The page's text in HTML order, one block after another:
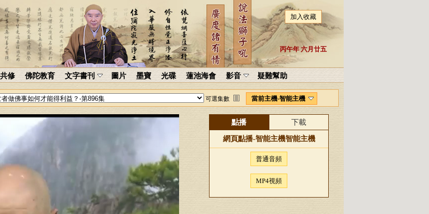
加入收藏
丙午年 六月廿五
修 佛陀教育 文字書刊 圖片 墨寶 光碟 蓮池海會 影音 疑難幫助
可選集數 當前主機-智能主機
點播 下載
網頁點播-智能主機智能主機
普通音頻
MP4視頻